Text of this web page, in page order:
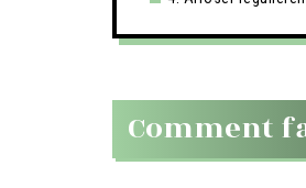
Comment